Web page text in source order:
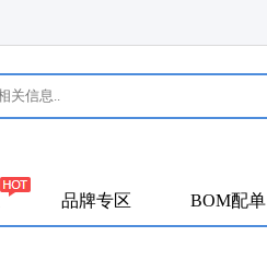
品牌专区 BOM配单